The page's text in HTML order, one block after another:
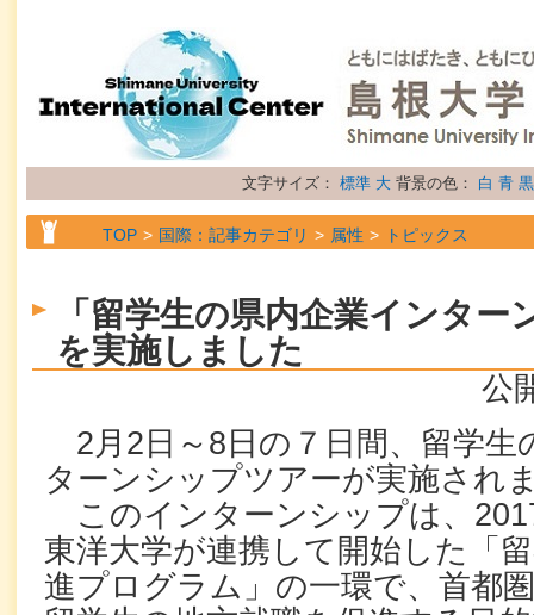
文字サイズ： 標準 大 背景の色： 白 青 黒
TOP 国際：記事カテゴリ 属性 トピックス
「留学生の県内企業インター
を実施しました
公
2月2日～8日の７日間、留学生
ターンシップツアーが実施され
このインターンシップは、
東洋大学が連携して開始した「
進プログラム」の一環で、首都